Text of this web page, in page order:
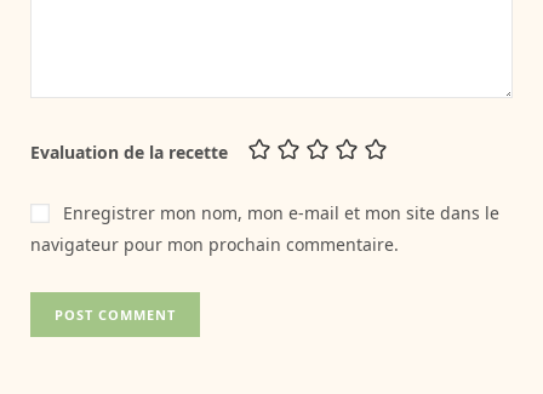
Evaluation de la recette
Enregistrer mon nom, mon e-mail et mon site dans le
navigateur pour mon prochain commentaire.